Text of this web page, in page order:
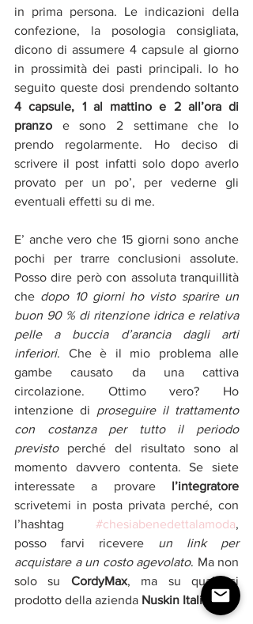
in prima persona. Le indicazioni della
confezione, la posologia consigliata,
dicono di assumere 4 capsule al giorno
in prossimità dei pasti principali. Io ho
4 capsule, 1 al mattino e 2 all’ora di
pranzo e sono 2 settimane che lo
prendo regolarmente. Ho deciso di
scrivere il post infatti solo dopo averlo
provato per un po’, per vederne gli
eventuali effetti su di me.
E’ anche vero che 15 giorni sono anche
pochi per trarre conclusioni assolute.
Posso dire però con assoluta tranquillità
che dopo 10 giorni ho visto sparire un
buon 90 % di ritenzione idrica e relativa
pelle a buccia d’arancia dagli arti
inferiori. Che è il mio problema alle
gambe causato da una cattiva
circolazione. Ottimo vero? Ho
intenzione di proseguire il trattamento
con costanza per tutto il periodo
previsto perché del risultato sono al
momento davvero contenta. Se siete
interessate a provare
scrivetemi in posta privata perché, con
l’hashtag #chesiabenedettalamoda,
posso farvi ricevere un link per
acquistare a un costo agevolato. Ma non
solo su CordyMax, ma su qualsiasi
prodotto della azienda Nuskin Italia .